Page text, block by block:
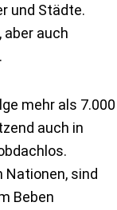
und Städte.
aber auch
mehr als 7.000
auch in
Nationen, sind
Beben